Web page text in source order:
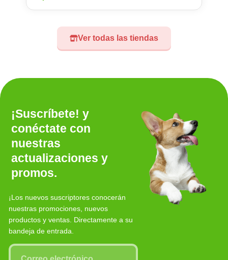
Ver todas las tiendas
¡Suscríbete! y
conéctate con
nuestras
actualizaciones y
promos.
¡Los nuevos suscriptores conocerán
nuestras promociones, nuevos
productos y ventas. Directamente a su
bandeja de entrada.